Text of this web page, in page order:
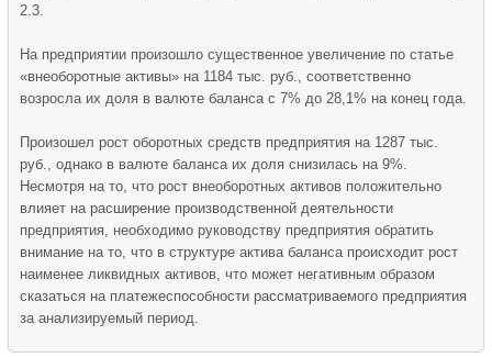
2.3.
На предприятии произошло существенное увеличение по статье
«внеоборотные активы» на 1184 тыс. руб., соответственно
возросла их доля в валюте баланса с 7% до 28,1% на конец года.
Произошел рост оборотных средств предприятия на 1287 тыс.
руб., однако в валюте баланса их доля снизилась на 9%.
Несмотря на то, что рост внеоборотных активов положительно
влияет на расширение производственной деятельности
предприятия, необходимо руководству предприятия обратить
внимание на то, что в структуре актива баланса происходит рост
наименее ликвидных активов, что может негативным образом
сказаться на платежеспособности рассматриваемого предприятия
за анализируемый период.